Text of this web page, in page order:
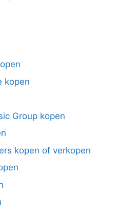
kopen
Group kopen
kopen of verkopen